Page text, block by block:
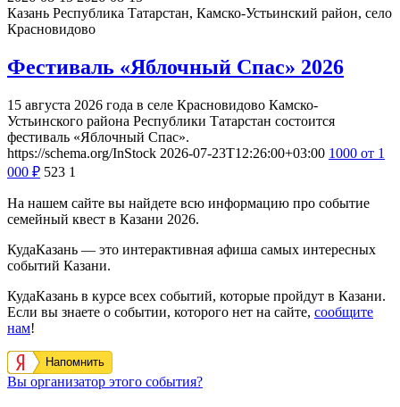
Казань Республика Татарстан, Камско-Устьинский район, село
Красновидово
Фестиваль «Яблочный Спас» 2026
15 августа 2026 года в селе Красновидово Камско-
Устьинского района Республики Татарстан состоится
фестиваль «Яблочный Спас».
https://schema.org/InStock 2026-07-23T12:26:00+03:00 1000 от 1
000 ₽ 523 1
На нашем сайте вы найдете всю информацию про событие
семейный квест в Казани 2026.
КудаКазань — это интерактивная афиша самых интересных
событий Казани.
КудаКазань в курсе всех событий, которые пройдут в Казани.
Если вы знаете о событии, которого нет на сайте, сообщите
нам!
Напомнить
Вы организатор этого события?